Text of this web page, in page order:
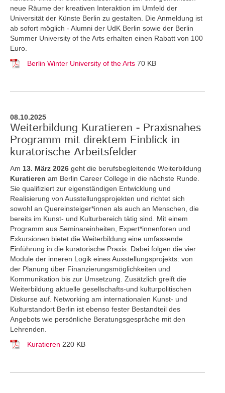
neue Räume der kreativen Interaktion im Umfeld der
Universität der Künste Berlin zu gestalten. Die Anmeldung ist
ab sofort möglich - Alumni der UdK Berlin sowie der Berlin
Summer University of the Arts erhalten einen Rabatt von 100
Euro.
Berlin Winter University of the Arts 70 KB
08.10.2025
Weiterbildung Kuratieren - Praxisnahes
Programm mit direktem Einblick in
kuratorische Arbeitsfelder
Am 13. März 2026 geht die berufsbegleitende Weiterbildung
Kuratieren am Berlin Career College in die nächste Runde.
Sie qualifiziert zur eigenständigen Entwicklung und
Realisierung von Ausstellungsprojekten und richtet sich
sowohl an Quereinsteiger*innen als auch an Menschen, die
bereits im Kunst- und Kulturbereich tätig sind. Mit einem
Programm aus Seminareinheiten, Expert*innenforen und
Exkursionen bietet die Weiterbildung eine umfassende
Einführung in die kuratorische Praxis. Dabei folgen die vier
Module der inneren Logik eines Ausstellungsprojekts: von
der Planung über Finanzierungsmöglichkeiten und
Kommunikation bis zur Umsetzung. Zusätzlich greift die
Weiterbildung aktuelle gesellschafts-und kulturpolitischen
Diskurse auf. Networking am internationalen Kunst- und
Kulturstandort Berlin ist ebenso fester Bestandteil des
Angebots wie persönliche Beratungsgespräche mit den
Lehrenden.
Kuratieren 220 KB